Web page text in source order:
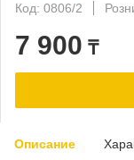
Код: 0806/2
7 900 ₸
Описание